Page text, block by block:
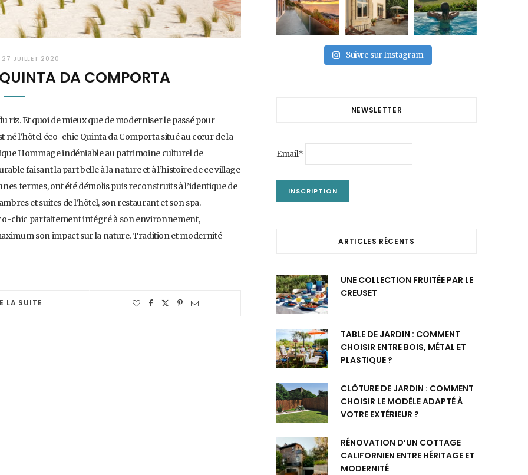
27 JUILLET 2020
DA COMPORTA
riz. Et quoi de mieux que de moderniser le passé pour
né l’hôtel éco-chic Quinta da Comporta situé au cœur de la
Hommage indéniable au patrimoine culturel de
faisant la part belle à la nature et à l’histoire de ce village
fermes, ont été démolis puis reconstruits à l’identique de
et suites de l’hôtel, son restaurant et son spa.
chic parfaitement intégré à son environnement,
son impact sur la nature. Tradition et modernité
LA SUITE
Suivre sur Instagram
NEWSLETTER
Email*
ARTICLES RÉCENTS
UNE COLLECTION FRUITÉE PAR LE
CREUSET
TABLE DE JARDIN : COMMENT
CHOISIR ENTRE BOIS, MÉTAL ET
PLASTIQUE ?
CLÔTURE DE JARDIN : COMMENT
CHOISIR LE MODÈLE ADAPTÉ À
VOTRE EXTÉRIEUR ?
RÉNOVATION D’UN COTTAGE
CALIFORNIEN ENTRE HÉRITAGE ET
MODERNITÉ